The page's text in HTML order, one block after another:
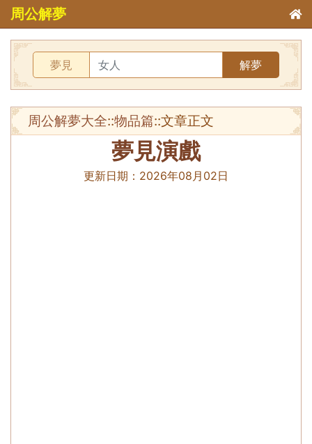
周公解夢
夢見 解夢
周公解夢大全::物品篇::文章正文
夢見演戲
更新日期： 2026年08月02日